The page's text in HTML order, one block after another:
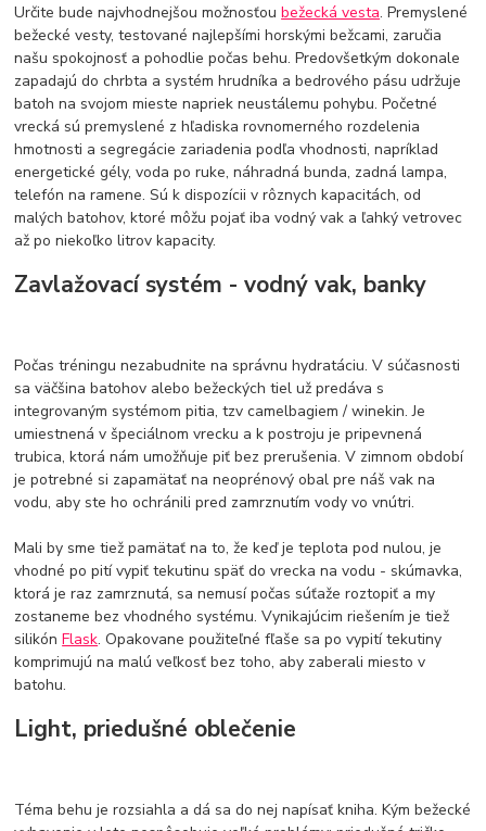
Určite bude najvhodnejšou možnosťoubežecká vesta. Premyslené
bežecké vesty, testované najlepšími horskými bežcami, zaručia
našu spokojnosť a pohodlie počas behu. Predovšetkým dokonale
zapadajú do chrbta a systém hrudníka a bedrového pásu udržuje
batoh na svojom mieste napriek neustálemu pohybu. Početné
vrecká sú premyslené z hľadiska rovnomerného rozdelenia
hmotnosti a segregácie zariadenia podľa vhodnosti, napríklad
energetické gély, voda po ruke, náhradná bunda, zadná lampa,
telefón na ramene. Sú k dispozícii v rôznych kapacitách, od
malých batohov, ktoré môžu pojať iba vodný vak a ľahký vetrovec
až po niekoľko litrov kapacity.
Zavlažovací systém - vodný vak, banky
Počas tréningu nezabudnite na správnu hydratáciu. V súčasnosti
sa väčšina batohov alebo bežeckých tiel už predáva s
integrovaným systémom pitia, tzv camelbagiem / winekin. Je
umiestnená v špeciálnom vrecku a k postroju je pripevnená
trubica, ktorá nám umožňuje piť bez prerušenia. V zimnom období
je potrebné si zapamätať na neoprénový obal pre náš vak na
vodu, aby ste ho ochránili pred zamrznutím vody vo vnútri.
Mali by sme tiež pamätať na to, že keď je teplota pod nulou, je
vhodné po pití vypiť tekutinu späť do vrecka na vodu - skúmavka,
ktorá je raz zamrznutá, sa nemusí počas súťaže roztopiť a my
zostaneme bez vhodného systému. Vynikajúcim riešením je tiež
silikónFlask. Opakovane použiteľné fľaše sa po vypití tekutiny
komprimujú na malú veľkosť bez toho, aby zaberali miesto v
batohu.
Light, priedušné oblečenie
Téma behu je rozsiahla a dá sa do nej napísať kniha. Kým bežecké